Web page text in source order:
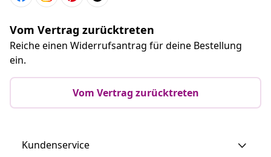
Vom Vertrag zurücktreten
Reiche einen Widerrufsantrag für deine Bestellung
ein.
Vom Vertrag zurücktreten
Kundenservice